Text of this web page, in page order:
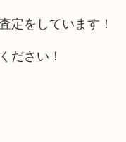
定をしています！
ださい！